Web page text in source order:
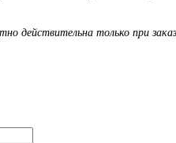
действительна только при